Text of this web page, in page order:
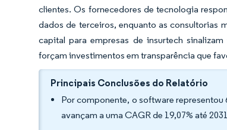
clientes. Os fornecedores de tecnologia
dados de terceiros, enquanto as consultorias
capital para empresas de insurtech
forçam investimentos em transparência que
Principais Conclusões do Relatório
Por componente, o software representou
avançam a uma CAGR de 19,07% até